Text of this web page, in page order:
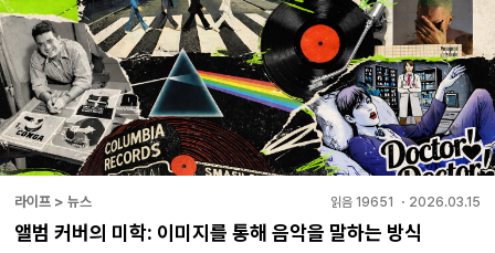
라이프 > 뉴스 읽음 19651 ・ 2026.03.15
앨범 커버의 미학: 이미지를 통해 음악을 말하는 방식